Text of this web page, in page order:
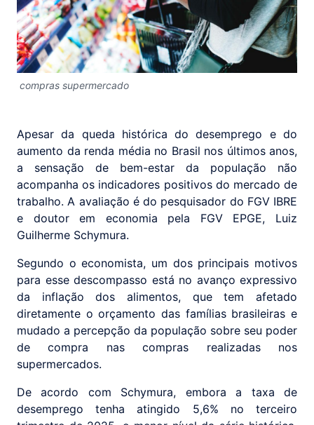
compras supermercado
Apesar da queda histórica do desemprego e do
aumento da renda média no Brasil nos últimos anos,
a sensação de bem-estar da população não
acompanha os indicadores positivos do mercado de
trabalho. A avaliação é do pesquisador do FGV IBRE
e doutor em economia pela FGV EPGE, Luiz
Guilherme Schymura.
Segundo o economista, um dos principais motivos
para esse descompasso está no avanço expressivo
da inflação dos alimentos, que tem afetado
diretamente o orçamento das famílias brasileiras e
mudado a percepção da população sobre seu poder
de compra nas compras realizadas nos
supermercados.
De acordo com Schymura, embora a taxa de
desemprego tenha atingido 5,6% no terceiro